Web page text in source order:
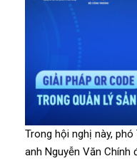
Trong hội nghị này,
anh Nguyễn Văn